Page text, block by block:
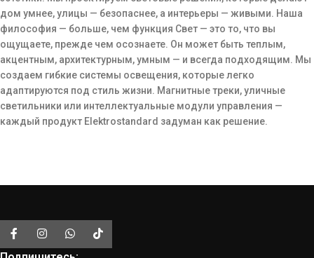
дом умнее, улицы — безопаснее, а интерьеры — живыми. Наша
философия — больше, чем функция Свет — это то, что вы
ощущаете, прежде чем осознаете. Он может быть теплым,
акцентным, архитектурным, умным — и всегда подходящим. Мы
создаем гибкие системы освещения, которые легко
адаптируются под стиль жизни. Магнитные треки, уличные
светильники или интеллектуальные модули управления —
каждый продукт Elektrostandard задуман как решение.